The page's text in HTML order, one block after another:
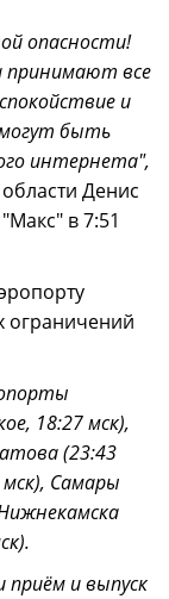
опасности!
все
и
быть
интернета",
Денис
в 7:51
ограничений
18:27 мск),
(23:43
мск), Самары
приём и выпуск